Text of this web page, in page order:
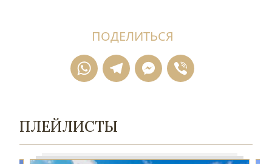
ПОДЕЛИТЬСЯ
WhatsApp
Telegram
Messenger
ПЛЕЙЛИСТЫ